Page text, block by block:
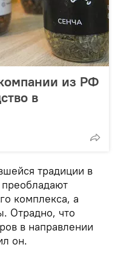
из РФ
в
традиции в
комплекса, а
Отрадно, что
в направлении
он.